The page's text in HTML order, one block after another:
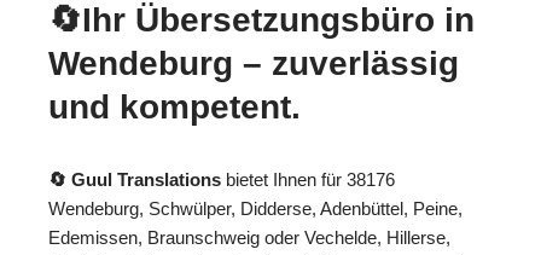
🔄Ihr Übersetzungsbüro in
Wendeburg – zuverlässig
und kompetent.
🔄 Guul Translations bietet Ihnen für 38176
Wendeburg, Schwülper, Didderse, Adenbüttel, Peine,
Edemissen, Braunschweig oder Vechelde, Hillerse,